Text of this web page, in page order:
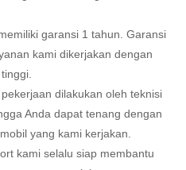
garansi 1 tahun. Garansi
kami dikerjakan dengan
dilakukan oleh teknisi
Anda dapat tenang dengan
yang kami kerjakan.
kami selalu siap membantu